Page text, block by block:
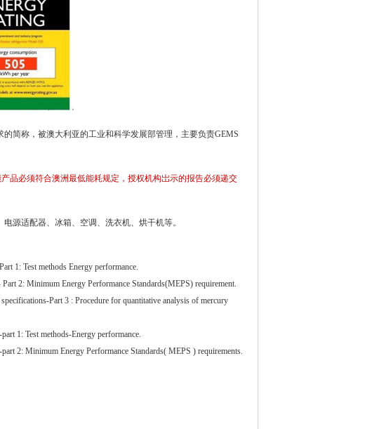
简称，被澳大利亚的工业和科学发展部管理，主要负责GEMS
品必须符合澳洲最低能耗规定，授权机构岀示的报告必须递交
源适配器、冰箱、空调、洗衣机、烘干机等。
1: Test methods Energy performance.
2: Minimum Energy Performance Standards(MEPS) requirement.
Part 3 : Procedure for quantitative analysis of mercury
1: Test methods-Energy performance.
2: Minimum Energy Performance Standards( MEPS ) requirements.